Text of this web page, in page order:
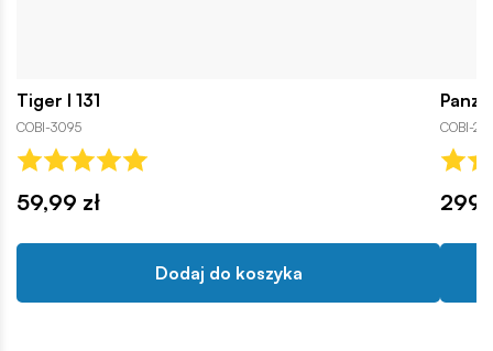
Tiger I 131
COBI-3095
59,99 zł
Dodaj do koszyka
COBI-